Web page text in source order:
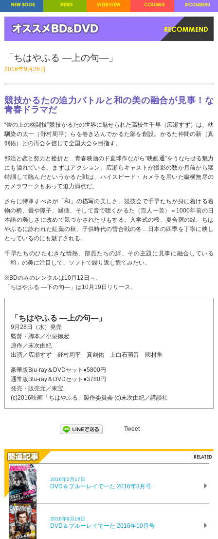
「ちはやふる ―上の句―」
2016年9月26日
競技かるたの迫力バトルと和の美の融合が見事！な
青春ドラマだ
“畳の上の格闘技”競技かるたの世界に魅せられた高校生千早（広瀬すず）は、幼
馴染の太一（野村周平）らを巻き込んでかるた部を創設。かるた仲間の新（真
剣佑）との再会を信じて全国大会を目指す。
部活と恋と努力と挫折と…青春映画のド直球作ながら“映画通”をうならせる魅力
にも溢れている。まずはアクション。広瀬らキャストが撮影の数か月前から猛
特訓して臨んだというかるた戦は、ハイスピード・カメラを用いた縦横無尽の
カメラワークもあって迫力満点だ。
さらに特筆すべきが「和」の描写の美しさ。競技会で千早たちが身に着ける着
物の柄、畳や障子、縁側、そして音で聴くかるた（百人一首）＝1000年前の日
本語の美しさに改めて気づかされたりもする。入学式の桜、夏合宿の緑、ちは
やふるに詠われた紅葉の秋、子供時代の雪合戦の冬…日本の四季を丁寧に映し
とっているのにも魅了される。
千早たちのひたむきな情熱、部員たちの絆、その主題に見事に融合している
「和」の美に注目して、ソフトで繰り返し観てみたい。
※BDのみのレンタルは10月12日～。
「ちはやふる ―下の句―」は10月19日リリース。
「ちはやふる ―上の句―」
9月28日（水）発売
監督・脚本／小泉徳宏
原作／末次由紀
出演／広瀬すず 野村周平 真剣佑 上白石萌音 國村隼
豪華版Blu-ray＆DVDセット●5800円
通常版Blu-ray＆DVDセット●3780円
発売・販売元／東宝
(c)2016映画「ちはやふる」製作委員会 (c)末次由紀／講談社
Tweet
2016年2月17日
DVD＆ブルーレイでーた 2016年3月号
2016年9月16日
DVD＆ブルーレイでーた 2016年10月号